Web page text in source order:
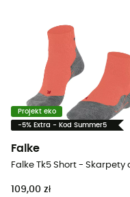
Projekt eko
-5% Extra - Kod Summer5
Falke
109,00 zł